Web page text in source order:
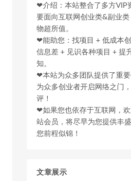
❤介绍：本站整合了多方VIP
要面向互联网创业类&副业类
物超所值。
❤能助您：找项目 + 低成本
信息差 + 见识各种项目 + 提
知。
❤本站为众多团队提供了重
为众多创业者开启网络之门
评！
❤如果您也依存于互联网，
站会员，将尽早为您提供丰
您前程似锦！
文章展示